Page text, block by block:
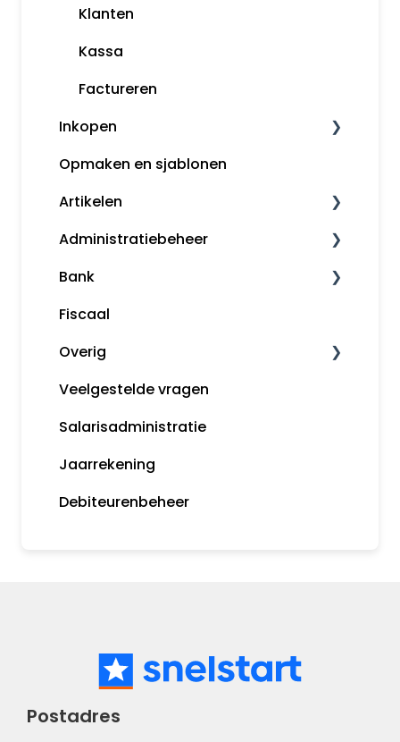
Aangifte
Voorbeeldboekingen
Grootboekrekeningen
Boekjaar afsluiten
Margeregeling
Overzichten
Rapportages
Klanten
Kassa
Factureren
Inkopen
Leveranciers
InControle (inkopen en backorder)
Inkopen
Opmaken en sjablonen
Artikelen
Artikelomzetgroepen
Artikelbeheer
Administratiebeheer
Administratiebeheer
Gebruikers en rechten
Mijn Snelstart
Bank
Bankafschriften inlezen
Betaalopdrachten
Snelstart bankieren app
Incasseren
Bankkoppeling
Fiscaal
Overig
Algemene informatie
Tips
MijnSnelStart
Koppelingen
Veelgestelde vragen
Salarisadministratie
Jaarrekening
Debiteurenbeheer
Postadres